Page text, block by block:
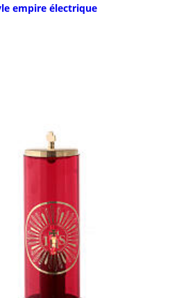
empire électrique